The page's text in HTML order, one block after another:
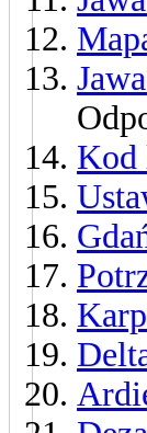
Kod